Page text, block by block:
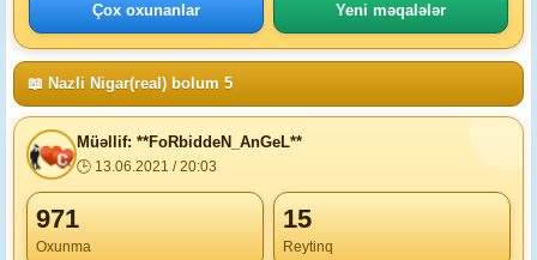
Çox oxunanlar Yeni məqalələr
📖 Nazli Nigar(real) bolum 5
Müəllif: **FoRbiddeN_AnGeL**
🕒 13.06.2021 / 20:03
971
Oxunma
15
Reytinq